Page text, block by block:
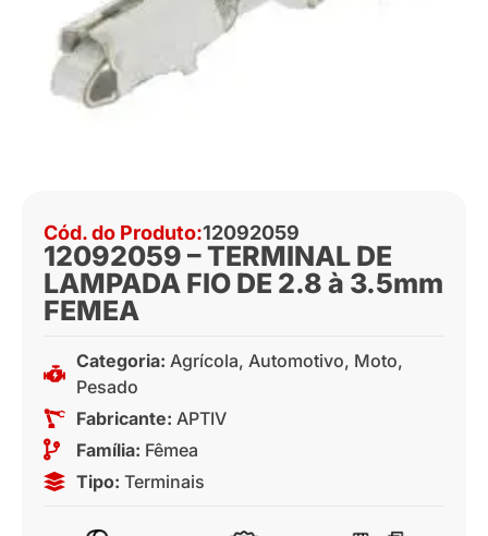
Cód. do Produto:12092059
12092059 – TERMINAL DE
LAMPADA FIO DE 2.8 à 3.5mm
FEMEA
Categoria: Agrícola, Automotivo, Moto,
Pesado
Fabricante: APTIV
Família: Fêmea
Tipo: Terminais